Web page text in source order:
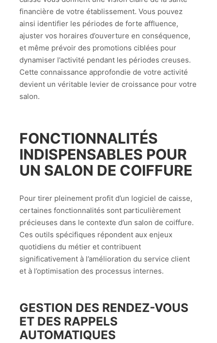
financière de votre établissement. Vous pouvez
ainsi identifier les périodes de forte affluence,
ajuster vos horaires d’ouverture en conséquence,
et même prévoir des promotions ciblées pour
dynamiser l’activité pendant les périodes creuses.
Cette connaissance approfondie de votre activité
devient un véritable levier de croissance pour votre
salon.
FONCTIONNALITÉS
INDISPENSABLES POUR
UN SALON DE COIFFURE
Pour tirer pleinement profit d’un logiciel de caisse,
certaines fonctionnalités sont particulièrement
précieuses dans le contexte d’un salon de coiffure.
Ces outils spécifiques répondent aux enjeux
quotidiens du métier et contribuent
significativement à l’amélioration du service client
et à l’optimisation des processus internes.
GESTION DES RENDEZ-VOUS
ET DES RAPPELS
AUTOMATIQUES